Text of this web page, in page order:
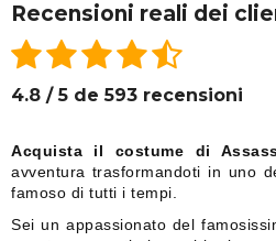
Recensioni reali dei
4.8 / 5 de 593 recensioni
Acquista il costume di
avventura trasformandoti in uno
famoso di tutti i tempi.
Sei un appassionato del